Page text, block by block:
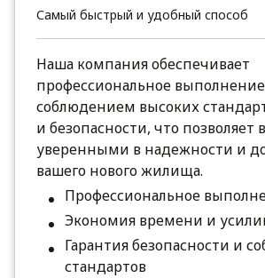
Самый быстрый и удобный способ
Наша компания обеспечивает
профессиональное выполнение
соблюдением высоких
и безопасности, что позволяет
уверенными в надежности и
вашего нового жилища.
Профессиональное
Экономия времени и
Гарантия безопасности и
стандартов